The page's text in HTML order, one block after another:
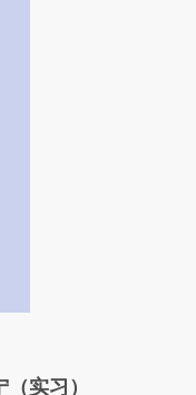
文章
实习）